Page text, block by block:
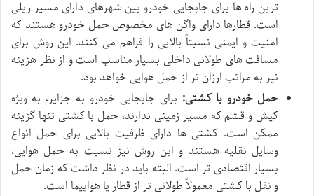
ترین راه ها برای جابجایی خودرو بین شهرهای دارای مسیر ریلی
است. قطارها دارای واگن های مخصوص حمل خودرو هستند که
امنیت و ایمنی نسبتاً بالایی را فراهم می کنند. این روش برای
مسافت های طولانی داخلی بسیار مناسب است و از نظر هزینه
نیز به مراتب ارزان تر از حمل هوایی خواهد بود.
حمل خودرو با کشتی: برای جابجایی خودرو به جزایر، به ویژه
کیش و قشم که مسیر زمینی ندارند، حمل با کشتی تنها گزینه
ممکن است. کشتی ها دارای ظرفیت بالایی برای حمل انواع
وسایل نقلیه هستند و این روش نیز نسبت به حمل هوایی،
بسیار اقتصادی تر است. البته باید در نظر داشت که زمان حمل
و نقل با کشتی معمولاً طولانی تر از قطار یا هواپیما است.